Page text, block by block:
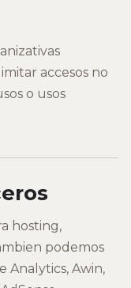
accesos no
o usos
hosting,
podemos
Analytics, Awin,